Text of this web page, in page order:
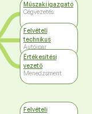
Műszaki igazgató
Cégvezetés
Felvételi
technikus
Autóipar
Értékesítési
vezető
Menedzsment
Felvételi